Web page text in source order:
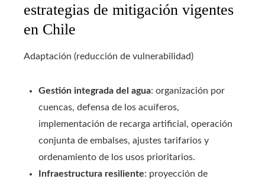
estrategias de mitigación vigentes
en Chile
Adaptación (reducción de vulnerabilidad)
Gestión integrada del agua: organización por
cuencas, defensa de los acuíferos,
implementación de recarga artificial, operación
conjunta de embalses, ajustes tarifarios y
ordenamiento de los usos prioritarios.
Infraestructura resiliente: proyección de